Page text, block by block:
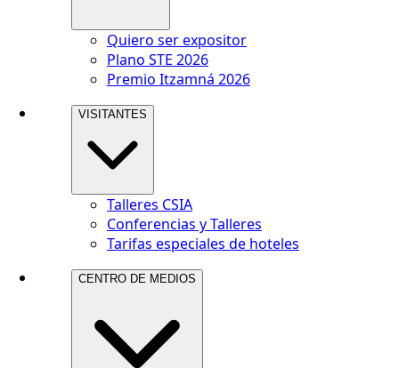
Quiero ser expositor
Plano STE 2026
Premio Itzamná 2026
VISITANTES
Talleres CSIA
Conferencias y Talleres
Tarifas especiales de hoteles
CENTRO DE MEDIOS